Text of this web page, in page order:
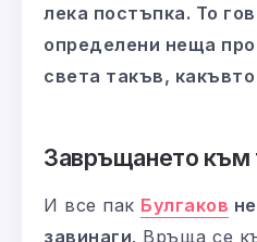
лека постъпка. То
определени неща
света такъв, какъвто
Завръщането към
И все пак Булгаков
завинаги. Връща се